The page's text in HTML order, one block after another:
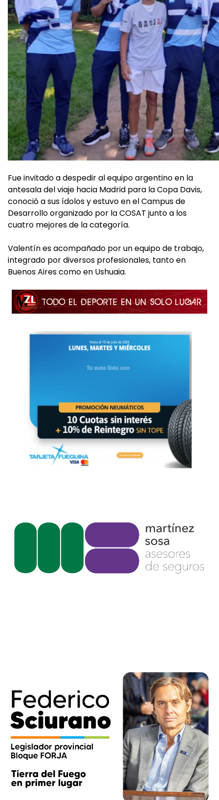
Fue invitado a despedir al equipo argentino en la
antesala del viaje hacia Madrid para la Copa Davis,
conoció a sus ídolos y estuvo en el Campus de
Desarrollo organizado por la COSAT junto a los
cuatro mejores de la categoría.
Valentín es acompañado por un equipo de trabajo,
integrado por diversos profesionales, tanto en
Buenos Aires como en Ushuaia.